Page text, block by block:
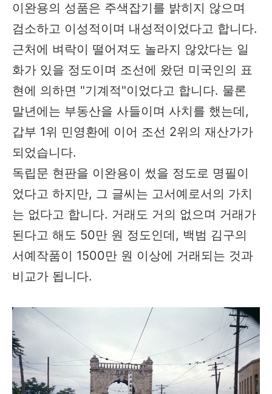
이완용의 성품은 주색잡기를 밝히지 않으며
검소하고 이성적이며 내성적이었다고 합니다.
근처에 벼락이 떨어져도 놀라지 않았다는 일
화가 있을 정도이며 조선에 왔던 미국인의 표
현에 의하면 "기계적"이었다고 합니다. 물론
말년에는 부동산을 사들이며 사치를 했는데,
갑부 1위 민영환에 이어 조선 2위의 재산가가
되었습니다.
독립문 현판을 이완용이 썼을 정도로 명필이
었다고 하지만, 그 글씨는 고서예로서의 가치
는 없다고 합니다. 거래도 거의 없으며 거래가
된다고 해도 50만 원 정도인데, 백범 김구의
서예작품이 1500만 원 이상에 거래되는 것과
비교가 됩니다.